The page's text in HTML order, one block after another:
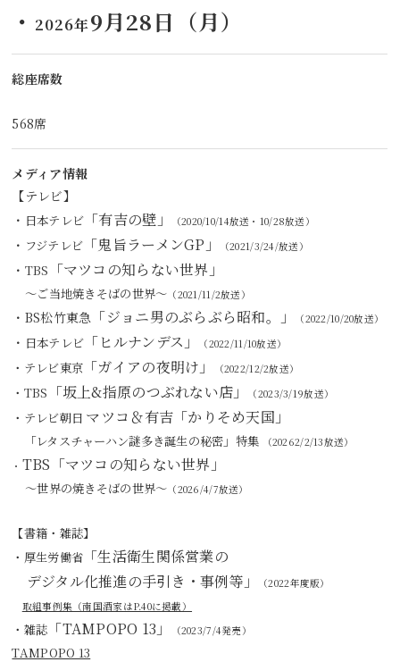
・ 2026年9月28日（月）
総座席数
568席
メディア情報
【テレビ】
・ 日本テレビ 「有吉の壁」 （2020/10/14放送・10/28放送）
・ フジテレビ 「鬼旨ラーメンGP」 （2021/3/24/放送）
・ TBS 「マツコの知らない世界 」
～ご当地焼きそばの世界～ （2021/11/2放送）
・BS松竹東急 「ジョニ男のぶらぶら昭和。」 （2022/10/20放送）
・ 日本テレビ 「ヒルナンデス」 （2022/11/10放送）
・ テレビ東京 「ガイアの夜明け」 （2022/12/2放送）
・ TBS 「坂上&指原のつぶれない店」 （2023/3/19放送）
・テレビ朝日 マツコ＆有吉「かりそめ天国」
「レタスチャーハン謎多き誕生の秘密」特集
（20262/2/13放送）
・ TBS「マツコの知らない世界 」
～世界の焼きそばの世界～ （2026/4/7放送）
【書籍・雑誌】
・厚生労働省 「生活衛生関係営業の
デジタル化推進の手引き・事例等」
（2022年度版）
取組事例集（南国酒家はP.40に掲載）
・雑誌 「TAMPOPO 13」 （2023/7/4発売）
TAMPOPO 13